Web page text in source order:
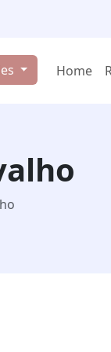
Home